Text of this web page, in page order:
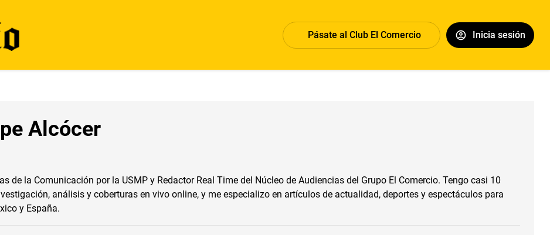
Pásate al Club El Comercio Inicia sesión
Alcócer
de la Comunicación por la USMP y Redactor Real Time del Núcleo de Audiencias del Grupo El Comercio. Tengo casi 10
análisis y coberturas en vivo online, y me especializo en artículos de actualidad, deportes y espectáculos para
y España.